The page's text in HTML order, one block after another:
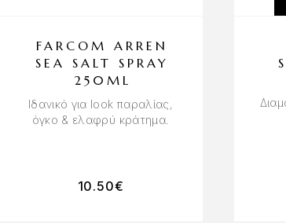
FARCOM ARREN
SEA SALT SPRAY
250ML
Ιδανικό για look παραλίας,
όγκο & ελαφρύ κράτημα.
10.50€